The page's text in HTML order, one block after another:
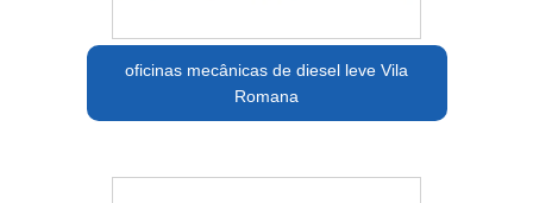
oficinas mecânicas de diesel leve Vila
Romana